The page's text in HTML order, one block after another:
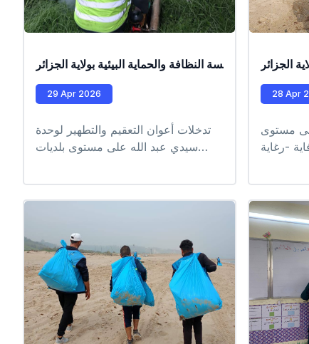
عمال مؤسسة النظافة والحماية البيئية بولاية الجزائر
29 Apr 2026
تدخلات أعوان التعقيم والتطهير لوحدة
سيدي عبد الله على مستوى بلديات
#EPIC_HUPE
الجزائر
28 Apr
مستوى
-رغاية